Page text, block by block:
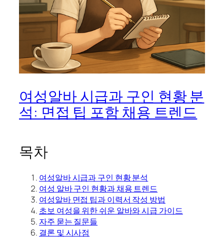
여성알바 시급과 구인 현황 분
석: 면접 팁 포함 채용 트렌드
목차
여성알바 시급과 구인 현황 분석
여성 알바 구인 현황과 채용 트렌드
여성알바 면접 팁과 이력서 작성 방법
초보 여성을 위한 쉬운 알바와 시급 가이드
자주 묻는 질문들
결론 및 시사점